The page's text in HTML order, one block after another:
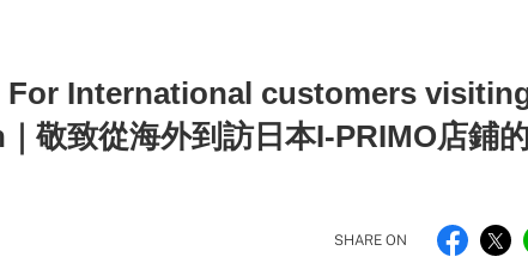
ンへのこだわり
のこだわり
のメンテナンス
エタニティリングとは
For International customers
敬致從海外到訪日本I-PRIMO店鋪
SHARE ON